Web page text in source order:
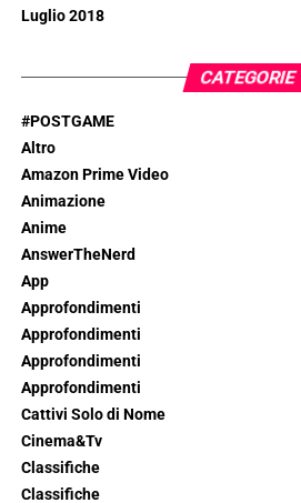
Luglio 2018
CATEGORIE
#POSTGAME
Altro
Amazon Prime Video
Animazione
Anime
AnswerTheNerd
App
Approfondimenti
Approfondimenti
Approfondimenti
Approfondimenti
Cattivi Solo di Nome
Cinema&Tv
Classifiche
Classifiche